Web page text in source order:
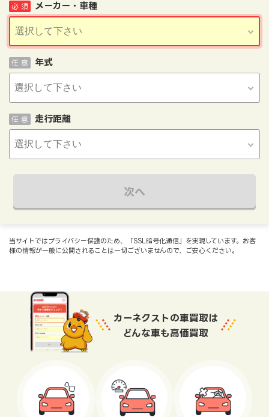
メーカー・車種
必 須
年式
任 意
走行距離
任 意
次へ
当サイトではプライバシー保護のため、「SSL暗号化通信」を実現しています。お客
様の情報が一般に公開されることは一切ございませんので、ご安心ください。
カーネクストの車買取は
どんな車も高価買取